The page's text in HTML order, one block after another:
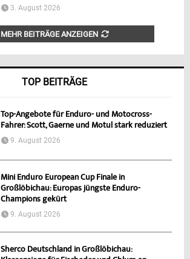
3. August 2026
MEHR BEITRÄGE ANZEIGEN
TOP BEITRÄGE
Top-Angebote für Enduro- und Motocross-
Fahrer: Scott, Gaerne und Motul stark reduziert
9. August 2026
Mini Enduro European Cup Finale in
Großlöbichau: Europas jüngste Enduro-
Champions gekürt
9. August 2026
Sherco Deutschland in Großlöbichau: